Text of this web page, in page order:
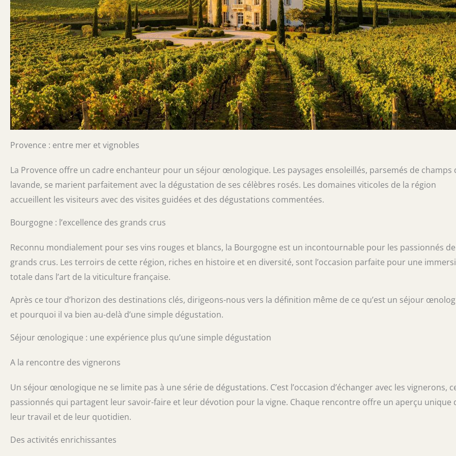
Provence : entre mer et vignobles
La Provence offre un cadre enchanteur pour un séjour œnologique. Les paysages ensoleillés, parsemés de champs
lavande, se marient parfaitement avec la dégustation de ses célèbres rosés. Les domaines viticoles de la région
accueillent les visiteurs avec des visites guidées et des dégustations commentées.
Bourgogne : l’excellence des grands crus
Reconnu mondialement pour ses vins rouges et blancs, la Bourgogne est un incontournable pour les passionnés de
grands crus. Les terroirs de cette région, riches en histoire et en diversité, sont l’occasion parfaite pour une
totale dans l’art de la viticulture française.
Après ce tour d’horizon des destinations clés, dirigeons-nous vers la définition même de ce qu’est un séjour
et pourquoi il va bien au-delà d’une simple dégustation.
Séjour œnologique : une expérience plus qu’une simple dégustation
A la rencontre des vignerons
Un séjour œnologique ne se limite pas à une série de dégustations. C’est l’occasion d’échanger avec les vignerons,
passionnés qui partagent leur savoir-faire et leur dévotion pour la vigne. Chaque rencontre offre un aperçu unique
leur travail et de leur quotidien.
Des activités enrichissantes